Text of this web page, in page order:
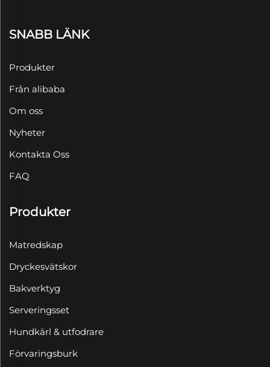
SNABB LÄNK
Produkter
Från alibaba
Om oss
Nyheter
Kontakta Oss
FAQ
Produkter
Matredskap
Dryckesvätskor
Bakverktyg
Serveringsset
Hundkärl & utfodrare
Förvaringsburk